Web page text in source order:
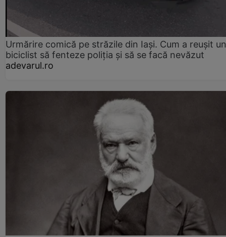
Urmărire comică pe străzile din Iași. Cum a reușit un
biciclist să fenteze poliția și să se facă nevăzut
adevarul.ro